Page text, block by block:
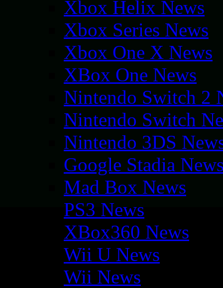
Xbox Helix News
Xbox Series News
Xbox One X News
XBox One News
Nintendo Switch 2
Nintendo Switch
Nintendo 3DS
Google Stadia
Mad Box News
PS3 News
XBox360 News
Wii U News
Wii News